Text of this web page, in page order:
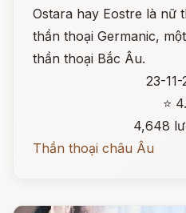
Ostara hay Eostre là nữ
thần thoại Germanic,
thần thoại Bắc Âu.
23-
⭐
4,648
Thần thoại châu Âu